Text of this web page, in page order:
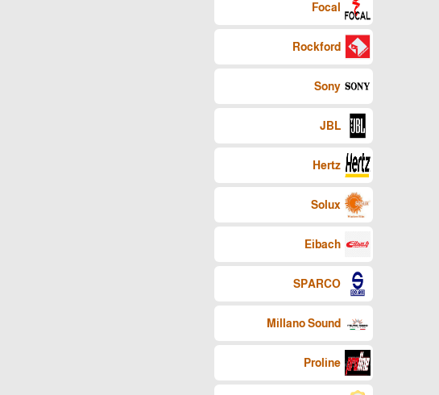
Focal
Rockford
Sony
JBL
Hertz
Solux
Eibach
SPARCO
Millano Sound
Proline